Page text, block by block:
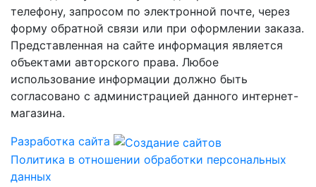
телефону, запросом по электронной почте, через
форму обратной связи или при оформлении заказа.
Представленная на сайте информация является
объектами авторского права. Любое
использование информации должно быть
согласовано с администрацией данного интернет-
магазина.
Разработка сайта
Политика в отношении обработки персональных
данных